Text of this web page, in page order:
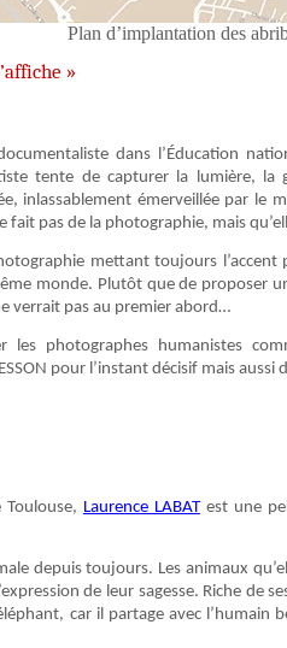
Plan d’implantation des
»
dans l’Éducation
tente de capturer la lumière,
inlassablement émerveillée par
fait pas de la photographie, mais
mettant toujours
monde. Plutôt que de proposer
verrait pas au premier abord…
les photographes humanistes
pour l’instant décisif mais
Toulouse, Laurence LABATest une
depuis toujours. Les animaux
de leur sagesse. Riche de
car il partage avec